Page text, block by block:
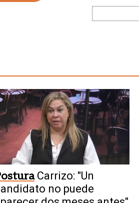
Carrizo: "Un
no puede